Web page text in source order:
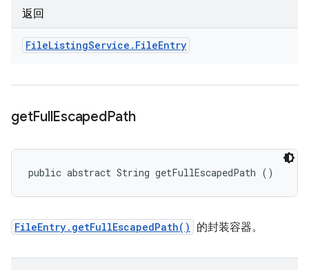
返回
FileListingService . FileEntry
getFullEscapedPath
public abstract String getFullEscapedPath ()
FileEntry.getFullEscapedPath() 的封装容器。